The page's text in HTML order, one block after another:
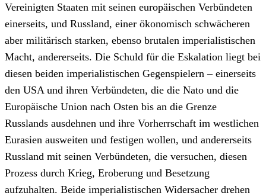
Vereinigten Staaten mit seinen europäischen Verbündeten
einerseits, und Russland, einer ökonomisch schwächeren
aber militärisch starken, ebenso brutalen imperialistischen
Macht, andererseits. Die Schuld für die Eskalation liegt bei
diesen beiden imperialistischen Gegenspielern – einerseits
den USA und ihren Verbündeten, die die Nato und die
Europäische Union nach Osten bis an die Grenze
Russlands ausdehnen und ihre Vorherrschaft im westlichen
Eurasien ausweiten und festigen wollen, und andererseits
Russland mit seinen Verbündeten, die versuchen, diesen
Prozess durch Krieg, Eroberung und Besetzung
aufzuhalten. Beide imperialistischen Widersacher drehen